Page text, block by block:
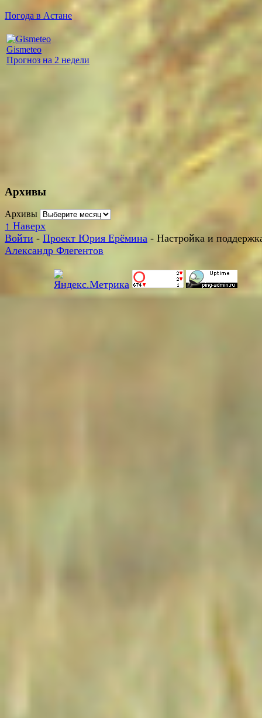
Погода в Астане
Gismeteo
Прогноз на 2 недели
Архивы
Архивы
↑ Наверх
Войти - Проект Юрия Ерёмина - Настройка и
Александр Флегентов